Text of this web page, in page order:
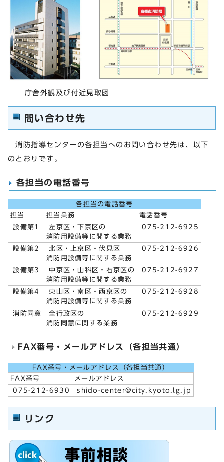
庁舎外観及び付近見取図
問い合わせ先
消防指導センターの各担当へのお問い合わせ先は、以下
のとおりです。
各担当の電話番号
各担当の電話番号
担当
担当業務
電話番号
設備第1
左京区・下京区の
消防用設備等に関する業務
075-212-6925
設備第2
北区・上京区・伏見区
消防用設備等に関する業務
075-212-6926
設備第3
中京区・山科区・右京区の
消防用設備等に関する業務
075-212-6927
設備第4
東山区・南区・西京区の
消防用設備等に関する業務
075-212-6928
消防同意
全行政区の
消防同意に関する業務
075-212-6929
FAX番号・メールアドレス（各担当共通）
FAX番号・メールアドレス（各担当共通）
FAX番号
メールアドレス
075-212-6930
shido-center@city.kyoto.lg.jp
リンク